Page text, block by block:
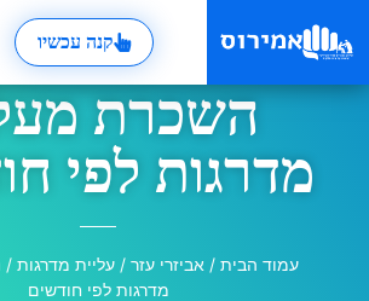
קנה עכשיו
השכרת
מדרגות לפי
עמוד הבית / אביזרי עזר /עליית מדרגות /
מדרגות לפי חודשים